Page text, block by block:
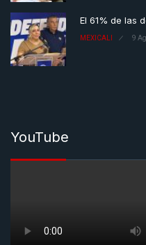
El 61% de las
MEXICALI 9
YouTube